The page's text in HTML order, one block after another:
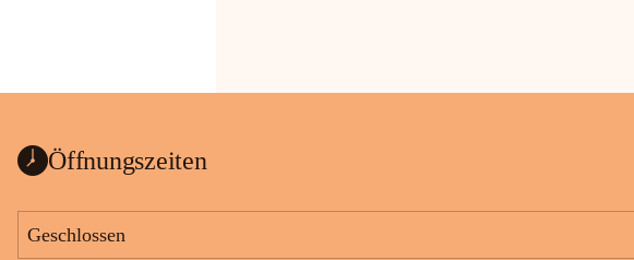
Öffnungszeiten
Geschlossen